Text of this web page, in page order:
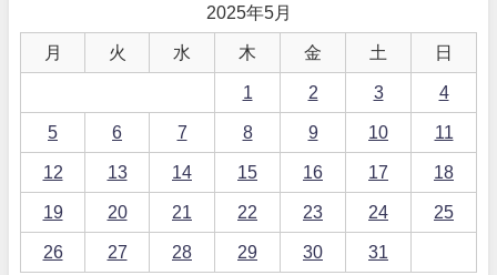
2025年5月
月 火 水 木 金 土 日
1 2 3 4
5 6 7 8 9 10 11
12 13 14 15 16 17 18
19 20 21 22 23 24 25
26 27 28 29 30
31